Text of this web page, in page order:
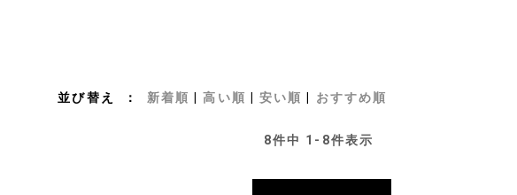
並び替え 新着順 高い順 安い順 おすすめ順
8件中 1 - 8件表示